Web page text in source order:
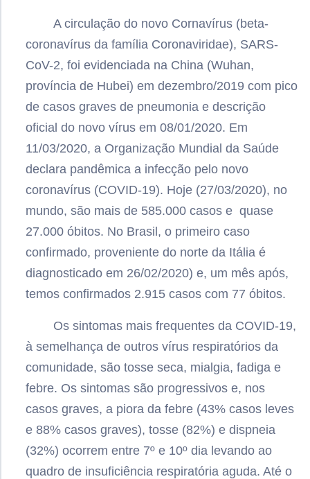
A circulação do novo Cornavírus (beta-
coronavírus da família Coronaviridae), SARS-
CoV-2, foi evidenciada na China (Wuhan,
província de Hubei) em dezembro/2019 com pico
de casos graves de pneumonia e descrição
oficial do novo vírus em 08/01/2020. Em
11/03/2020, a Organização Mundial da Saúde
declara pandêmica a infecção pelo novo
coronavírus (COVID-19). Hoje (27/03/2020), no
mundo, são mais de 585.000 casos e quase
27.000 óbitos. No Brasil, o primeiro caso
confirmado, proveniente do norte da Itália é
diagnosticado em 26/02/2020) e, um mês após,
temos confirmados 2.915 casos com 77 óbitos.
Os sintomas mais frequentes da COVID-19,
à semelhança de outros vírus respiratórios da
comunidade, são tosse seca, mialgia, fadiga e
febre. Os sintomas são progressivos e, nos
casos graves, a piora da febre (43% casos leves
e 88% casos graves), tosse (82%) e dispneia
(32%) ocorrem entre 7º e 10º dia levando ao
quadro de insuficiência respiratória aguda. Até o